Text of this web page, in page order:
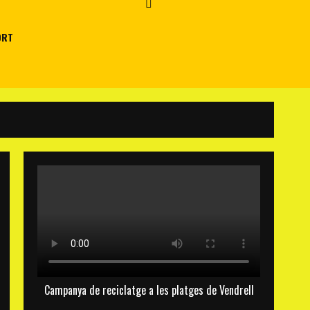
Campanya de reciclatge a les platges de Vendrell